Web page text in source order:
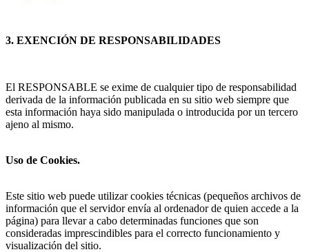
3. EXENCIÓN DE RESPONSABILIDADES
El RESPONSABLE se exime de cualquier tipo de responsabilidad
derivada de la información publicada en su sitio web siempre que
esta información haya sido manipulada o introducida por un tercero
ajeno al mismo.
Uso de Cookies.
Este sitio web puede utilizar cookies técnicas (pequeños archivos de
información que el servidor envía al ordenador de quien accede a la
página) para llevar a cabo determinadas funciones que son
consideradas imprescindibles para el correcto funcionamiento y
visualización del sitio.